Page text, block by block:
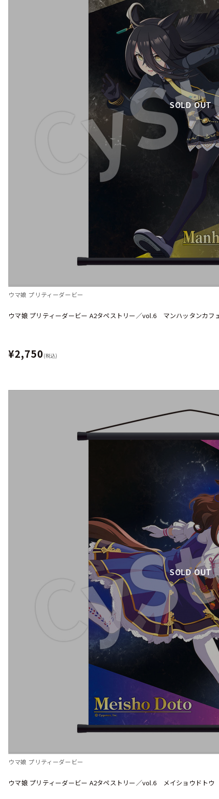
SOLD OUT
ウマ娘 プリティーダービー
ウマ娘 プリティーダービー A2タペストリー／vol.6 マンハッタンカフ
¥2,750 (税込)
SOLD OUT
ウマ娘 プリティーダービー
ウマ娘 プリティーダービー A2タペストリー／vol.6 メイショウドトウ